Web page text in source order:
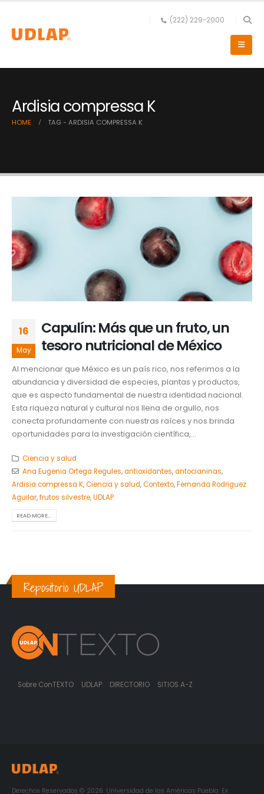
(222) 229-2000
Ardisia compressa K
HOME TAG - ARDISIA COMPRESSA K
16
May
Capulín: Más que un fruto, un
tesoro nutricional de México
Al mencionar que México es un país rico, nos referimos a la
abundancia y diversidad de especies, plantas y productos,
que es aspecto fundamental de nuestra identidad nacional.
Esta riqueza natural y cultural nos llena de orgullo, nos
conecta profundamente con nuestras raíces y nos brinda
oportunidades para la investigación científica,...
Ciencia y salud
Ana Eugenia Ortega Regules,antioxidantes,antocianinas,
Ardisia compressa K,Ciencia y salud,Contexto,Fernanda Rodriguez
Aguilar,frutos silvestre,UDLAP
READ MORE...
Repositorio UDLAP
Sobre ConTEXTO UDLAP DIRECTORIO SITIOS A-Z
Derechos Reservados © 2026. Universidad de las Américas Puebla. Ex